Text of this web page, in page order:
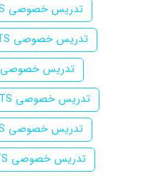
تدریس خصوصی IELTS منظریه کرج
تدریس خصوصی IELTS خرمدشت کرج
تدریس خصوصی IELTS کمالشهر
تدریس خصوصی IELTS جاده ملارد کرج
تدریس خصوصی IELTS المهدی کرج
تدریس خصوصی IELTS خلج آباد کرج